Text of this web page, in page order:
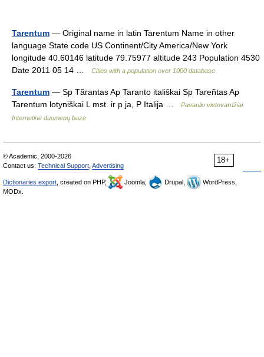
Tarentum — Original name in latin Tarentum Name in other
language State code US Continent/City America/New York
longitude 40.60146 latitude 79.75977 altitude 243 Population 4530
Date 2011 05 14 …
Cities with a population over 1000 database
Tarentum — Sp Tãrantas Ap Taranto itališkai Sp Tareñtas Ap
Tarentum lotyniškai L mst. ir p ja, P Italija …
Pasaulio vietovardžiai.
Internetinė duomenų bazė
18+
© Academic, 2000-2026
Contact us: Technical Support Advertising
Dictionaries export , created on PHP, Joomla, Drupal,
WordPress,
MODx.